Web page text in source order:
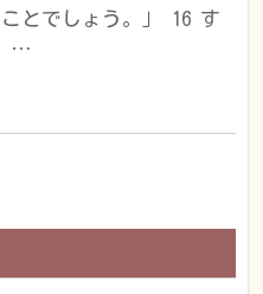
とでしょう。」 16 す
…